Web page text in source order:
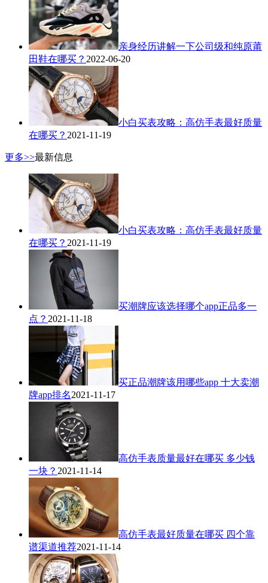
亲身经历讲解一下公司级和纯原莆
田鞋在哪买？ 2022-06-20
小白买表攻略：高仿手表最好质量
在哪买？ 2021-11-19
更多>>最新信息
小白买表攻略：高仿手表最好质量
在哪买？ 2021-11-19
买潮牌应该选择哪个app正品多一
点？ 2021-11-18
买正品潮牌该用哪些app 十大卖潮
牌app排名2021-11-17
高仿手表质量最好在哪买 多少钱
一块？ 2021-11-14
高仿手表最好质量在哪买 四个靠
谱渠道推荐2021-11-14